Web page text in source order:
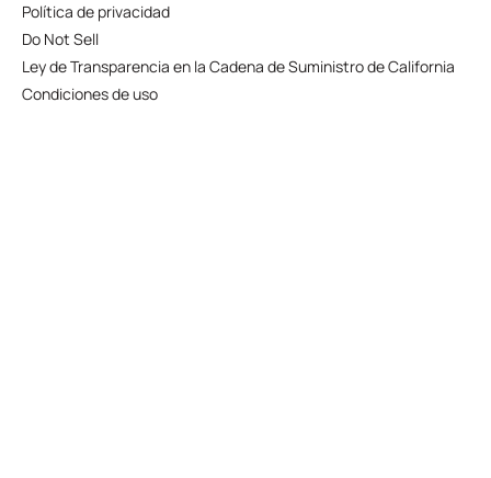
Política de privacidad
Do Not Sell
Ley de Transparencia en la Cadena de Suministro de California
Condiciones de uso